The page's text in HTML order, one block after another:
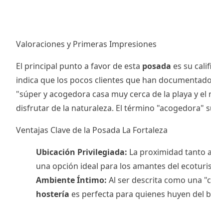
Valoraciones y Primeras Impresiones
El principal punto a favor de esta posada es su
indica que los pocos clientes que han
"súper y acogedora casa muy cerca de la playa y
disfrutar de la naturaleza. El término "acogedora"
Ventajas Clave de la Posada La Fortaleza
Ubicación Privilegiada: La proximidad tanto
una opción ideal para los amantes del
Ambiente Íntimo: Al ser descrita como una
hostería es perfecta para quienes huyen del